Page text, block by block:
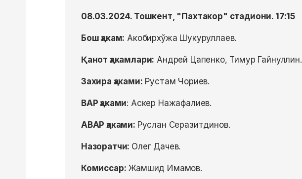
08.03.2024. Тошкент, "Пахтакор" стадиони. 17:15
Бош ҳакам: Акобирхўжа Шукуруллаев.
Қанот ҳакамлари: Андрей Цапенко, Тимур Гайнуллин.
Захира ҳаками: Рустам Чориев.
ВАР ҳаками: Аскер Нажафалиев.
АВАР ҳаками: Руслан Серазитдинов.
Назоратчи: Олег Дачев.
Комиссар: Жамшид Имамов.